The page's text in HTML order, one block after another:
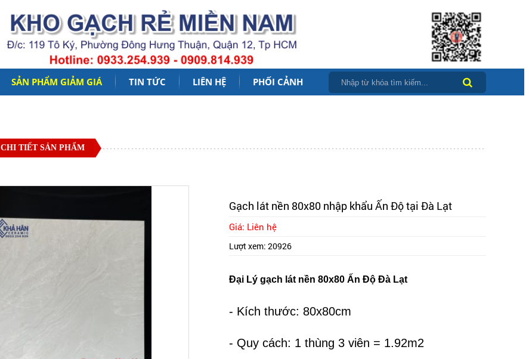
SẢN PHẨM GIẢM GIÁ TIN TỨC LIÊN HỆ PHỐI CẢNH
CHI TIẾT SẢN PHẨM
Gạch lát nền 80x80 nhập khẩu Ấn Độ tại Đà Lạt
Giá: Liên hệ
Lượt xem: 20926
Đại Lý gạch lát nền 80x80 Ấn Độ Đà Lạt
- Kích thước: 80x80cm
- Quy cách: 1 thùng 3 viên = 1.92m2